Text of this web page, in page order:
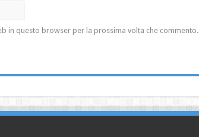
in questo browser per la prossima volta che commento.